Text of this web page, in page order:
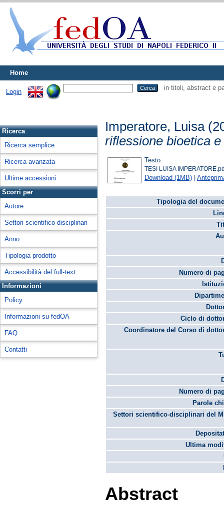
Home
Login
in titoli, abstract e
Ricerca
Ricerca semplice
Ricerca avanzata
Ultime accessioni
Scorri per
Autore
Settori scientifico-disciplinari
Anno
Tipologia prodotto
Accessibilità del full-text
Informazioni
Policy
Informazioni su fedOA
FAQ
Contatti
Imperatore, Luisa
riflessione bioetica
Testo
TESI LUISA
Download (1MB) |
Tipologia del
Numero di
Ciclo di
Coordinatore del Corso di
Numero di
Parole
Settori scientifico-disciplinari del
Ultima
Abstract